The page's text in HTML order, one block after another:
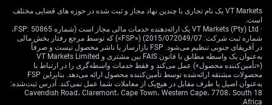
VT Markets یک نام تجاری با چندین نهاد مجاز و ثبت شده در حوزه های قضایی مختلف
است.
· VT Markets (Pty) Ltd یک ارائه‌دهنده خدمات مالی مجاز است (شماره FSP: 50865،
شماره ثبت شرکت: 2015/072049/07) («FSP») که توسط مرجع رفتار بخش مالی
در آفریقای جنوبی تنظیم می‌شود. FSP بازارساز یا ناشر محصول نیست و صرفاً
به‌عنوان یک واسطه مطابق با قانون FAIS بین مشتری و VT Markets Limited
(«تأمین‌کننده محصول») عمل می‌کند و فقط خدمات واسطه‌گری را در ارتباط با
محصولات مشتقه ارائه‌شده توسط تأمین‌کننده محصول ارائه می‌دهد. بنابراین FSP
به‌عنوان اصیل یا طرف مقابل در هیچ‌یک از معاملات شما عمل نمی‌کند. آدرس ثبت‌شده:
18 Cavendish Road، Claremont، Cape Town، Western Cape، 7708، South
Africa.